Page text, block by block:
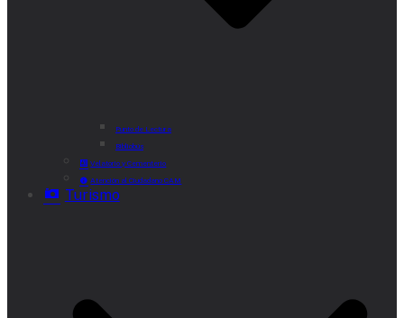
Punto de Lectura
Bibliobús
Velatorio y Cementerio
Atención al Ciudadano CAM
Turismo